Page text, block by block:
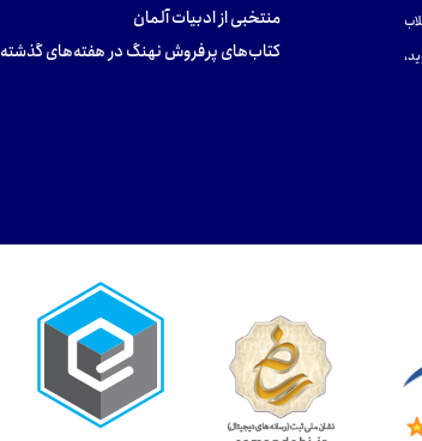
منتخبی از ادبیات آلمان
کتاب‌های پرفروش نهنگ در هفته‌های گذشته